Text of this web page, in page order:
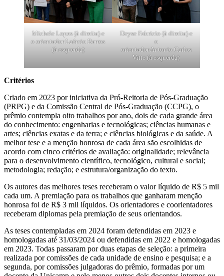
Michele Lopes (à direita) e
o orientador Laércio Barros
(à esquerda)
Deyse Fabricio (à direita) e
o
orientador Antonio Carlos
Vitte (à esquerda)
Critérios
Criado em 2023 por iniciativa da Pró-Reitoria de Pós-Graduação
(PRPG) e da Comissão Central de Pós-Graduação (CCPG), o
prêmio contempla oito trabalhos por ano, dois de cada grande área
do conhecimento: engenharias e tecnológicas; ciências humanas e
artes; ciências exatas e da terra; e ciências biológicas e da saúde. A
melhor tese e a menção honrosa de cada área são escolhidas de
acordo com cinco critérios de avaliação: originalidade; relevância
para o desenvolvimento científico, tecnológico, cultural e social;
metodologia; redação; e estrutura/organização do texto.
Os autores das melhores teses receberam o valor líquido de R$ 5 mil
cada um. A premiação para os trabalhos que ganharam menção
honrosa foi de R$ 3 mil líquidos. Os orientadores e coorientadores
receberam diplomas pela premiação de seus orientandos.
As teses contempladas em 2024 foram defendidas em 2023 e
homologadas até 31/03/2024 ou defendidas em 2022 e homologadas
em 2023. Todas passaram por duas etapas de seleção: a primeira
realizada por comissões de cada unidade de ensino e pesquisa; e a
segunda, por comissões julgadoras do prêmio, formadas por um